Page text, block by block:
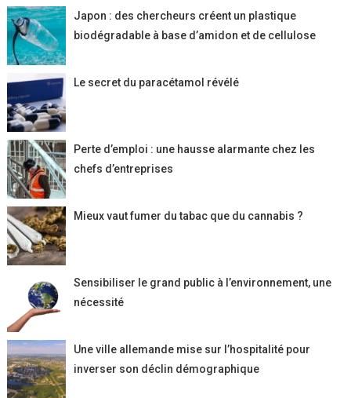
Japon : des chercheurs créent un plastique
biodégradable à base d’amidon et de cellulose
Le secret du paracétamol révélé
Perte d’emploi : une hausse alarmante chez les
chefs d’entreprises
Mieux vaut fumer du tabac que du cannabis ?
Sensibiliser le grand public à l’environnement, une
nécessité
Une ville allemande mise sur l’hospitalité pour
inverser son déclin démographique